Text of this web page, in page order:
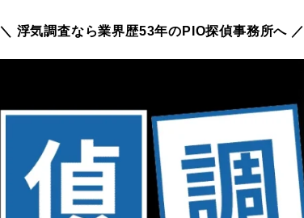
＼ 浮気調査なら業界歴53年のPIO探偵事務所へ ／